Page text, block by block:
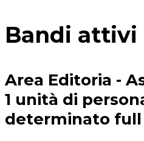
Bandi attivi
Area Editoria -
1 unità di
determinato